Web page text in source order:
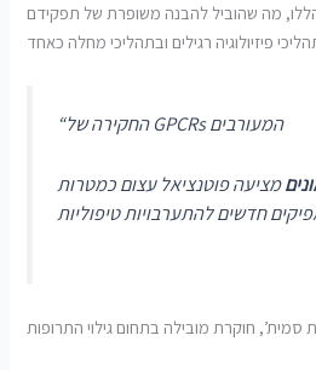
מה שהוביל להבנה משופרת של תפקידם
“החקירה של GPCRs המעורבים
מציעה פוטנציאל עצום כמטרות